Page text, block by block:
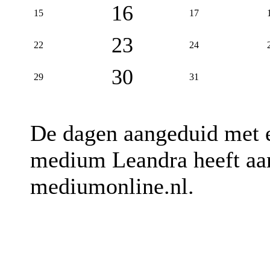
15 16 17
22 23 24
29 30 31
De dagen aangeduid met
medium Leandra heeft
mediumonline.nl.